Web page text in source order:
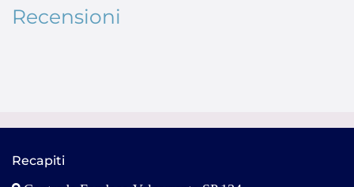
Recensioni
Recapiti